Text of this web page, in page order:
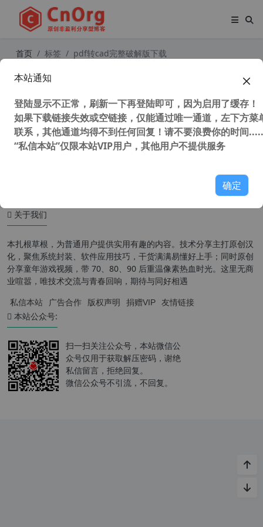
首页 标签 pdf转cad完整破解版下载
独家汉化 pdf2cad v12 (pdf转dwg/d
关于我们
本扎根草根，为普通用户提供实用有趣的内容。技术分享主打原创汉
化，聚焦系统封装、软件应用技巧，干货满满易懂好上手；同时原创
分享童年游戏视频，带 70、80、90 后重温像素热血时光。这里无商
业喧嚣，唯技术交流与青春回响，期待与同好相遇
私信本站 广告合作 版权声明 捐赠VIP 友情链接
本站公众号:
扫一扫关注公众号，本站微信公
众号仅用于获取解压密码，谢绝
私信留言，拒绝回复。
微信公众号不引流，不回复。
本站通知
登陆显示不正常，刷新一下再登陆即可，因为启用了缓存！
如果下载链接失效或空链接，仅能通过唯一通道，左下方菜
联系，其他通道均得不到任何回复！请不要浪费你的时间
“私信本站”仅限本站VIP用户，其他用户不提供服务
确定